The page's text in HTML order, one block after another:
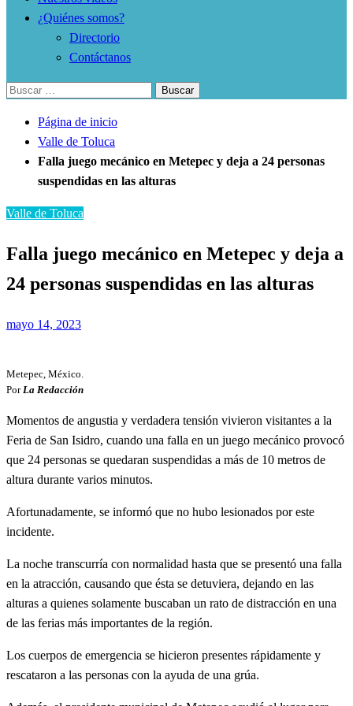
¿Quiénes somos?
Directorio
Contáctanos
Buscar:
Página de inicio
Valle de Toluca
Falla juego mecánico en Metepec y deja a 24 personas
suspendidas en las alturas
Valle de Toluca
Falla juego mecánico en Metepec y deja a
24 personas suspendidas en las alturas
Publicado
mayo 14, 2023
Metepec, México.
Por La Redacción
Momentos de angustia y verdadera tensión vivieron visitantes a la
Feria de San Isidro, cuando una falla en un juego mecánico provocó
que 24 personas se quedaran suspendidas a más de 10 metros de
altura durante varios minutos.
Afortunadamente, se informó que no hubo lesionados por este
incidente.
La noche transcurría con normalidad hasta que se presentó una falla
en la atracción, causando que ésta se detuviera, dejando en las
alturas a quienes solamente buscaban un rato de distracción en una
de las ferias más importantes de la región.
Los cuerpos de emergencia se hicieron presentes rápidamente y
rescataron a las personas con la ayuda de una grúa.